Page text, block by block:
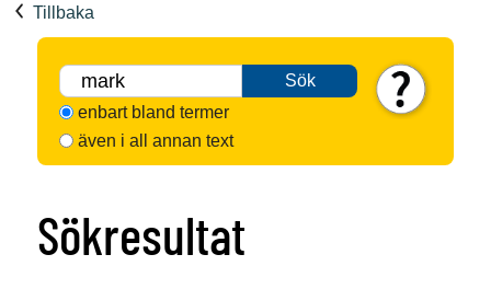
Tillbaka
Sök
enbart bland termer
även i all annan text
Sökresultat